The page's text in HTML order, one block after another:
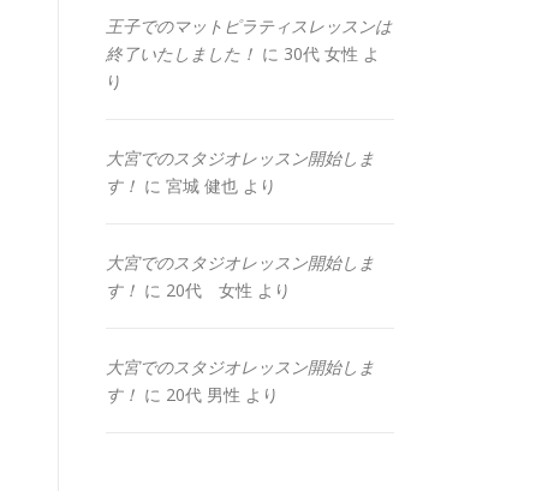
王子でのマットピラティスレッスンは
終了いたしました！ に 30代 女性 よ
り
大宮でのスタジオレッスン開始しま
す！ に 宮城 健也 より
大宮でのスタジオレッスン開始しま
す！ に 20代 女性 より
大宮でのスタジオレッスン開始しま
す！ に 20代 男性 より